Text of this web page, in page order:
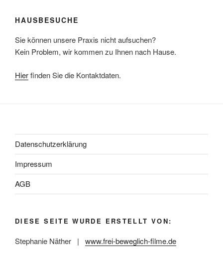
HAUSBESUCHE
Sie können unsere Praxis nicht aufsuchen?
Kein Problem, wir kommen zu Ihnen nach Hause.
Hierfinden Sie die Kontaktdaten.
Datenschutzerklärung
Impressum
AGB
DIESE SEITE WURDE ERSTELLT VON:
Stephanie Näther | www.frei-beweglich-filme.de